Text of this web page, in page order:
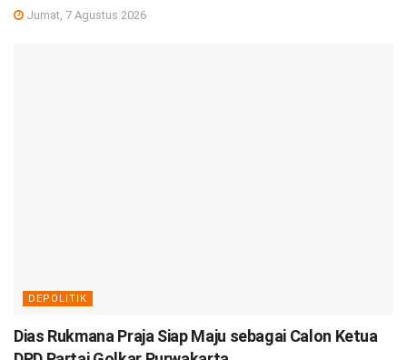
Jumat, 7 Agustus 2026
DEPOLITIK
Dias Rukmana Praja Siap Maju sebagai Calon Ketua